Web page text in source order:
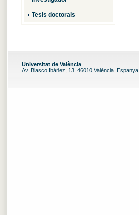
Tesis doctorals
Universitat de València
Av. Blasco Ibáñez, 13. 46010 València. Espanya